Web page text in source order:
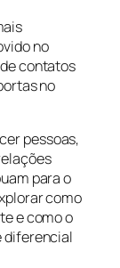
no
contatos
no
pessoas,
para o
como
e como o
diferencial